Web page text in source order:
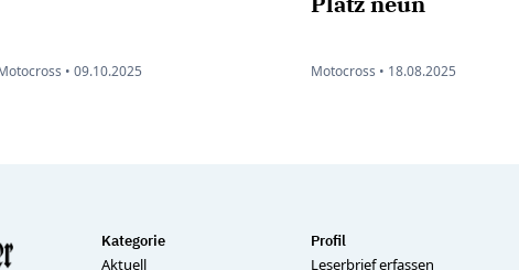
• 09.10.2025 Motocross • 18.08.2025
Kategorie
Aktuell
Profil
Leserbrief erfassen